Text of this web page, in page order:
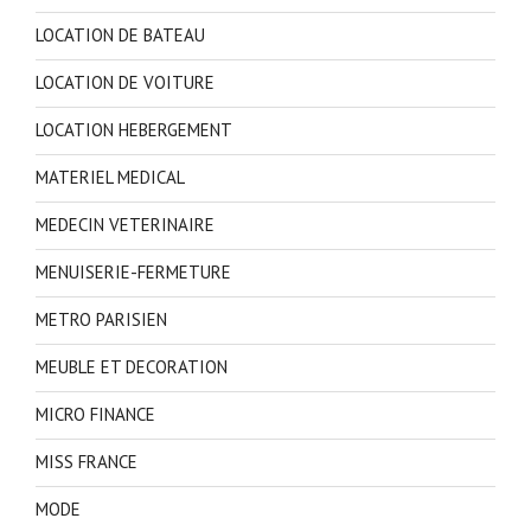
LOCATION DE BATEAU
LOCATION DE VOITURE
LOCATION HEBERGEMENT
MATERIEL MEDICAL
MEDECIN VETERINAIRE
MENUISERIE-FERMETURE
METRO PARISIEN
MEUBLE ET DECORATION
MICRO FINANCE
MISS FRANCE
MODE